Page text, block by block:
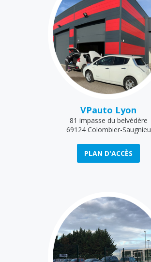
VPauto Lyon
81 impasse du belvédère
69124 Colombier-Saugnieu
PLAN D'ACCÈS